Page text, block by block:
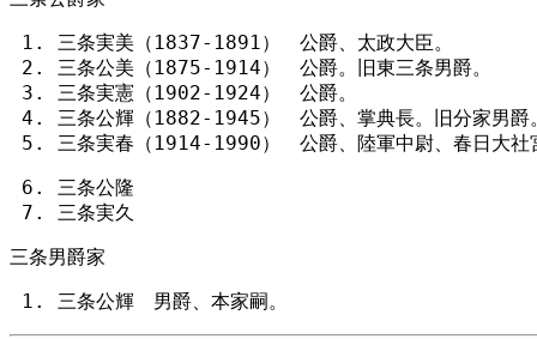
三条実美（1837-1891） 公爵、太政大臣。
三条公美（1875-1914） 公爵。旧東三条男爵。
三条実憲（1902-1924） 公爵。
三条公輝（1882-1945） 公爵、掌典長。旧分家男爵。
三条実春（1914-1990） 公爵、陸軍中尉、春日大社
三条公隆
三条実久
三条男爵家
三条公輝 男爵、本家嗣。